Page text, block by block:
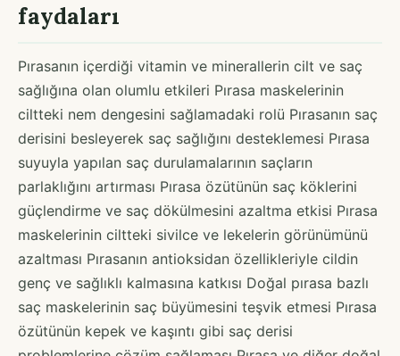
faydaları
Pırasanın içerdiği vitamin ve minerallerin cilt ve saç
sağlığına olan olumlu etkileri Pırasa maskelerinin
ciltteki nem dengesini sağlamadaki rolü Pırasanın saç
derisini besleyerek saç sağlığını desteklemesi Pırasa
suyuyla yapılan saç durulamalarının saçların
parlaklığını artırması Pırasa özütünün saç köklerini
güçlendirme ve saç dökülmesini azaltma etkisi Pırasa
maskelerinin ciltteki sivilce ve lekelerin görünümünü
azaltması Pırasanın antioksidan özellikleriyle cildin
genç ve sağlıklı kalmasına katkısı Doğal pırasa bazlı
saç maskelerinin saç büyümesini teşvik etmesi Pırasa
özütünün kepek ve kaşıntı gibi saç derisi